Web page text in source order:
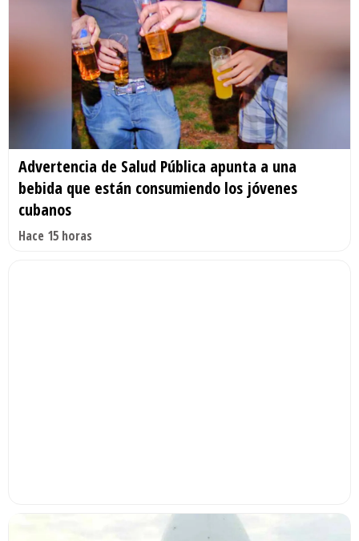
Advertencia de Salud Pública apunta a una
bebida que están consumiendo los jóvenes
cubanos
Hace 15 horas